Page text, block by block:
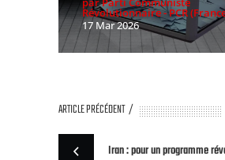
Révolutionnaire - PCR
17 Mar 2026
ARTICLE PRÉCÉDENT
Iran : pour un programme